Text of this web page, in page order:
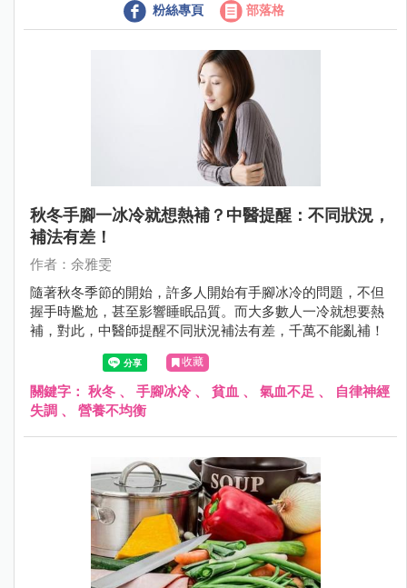
粉絲專頁 部落格
秋冬手腳一冰冷就想熱補？中醫提醒：不同狀況，
補法有差！
作者：余雅雯
隨著秋冬季節的開始，許多人開始有手腳冰冷的問題，不但
握手時尷尬，甚至影響睡眠品質。而大多數人一冷就想要熱
補，對此，中醫師提醒不同狀況補法有差，千萬不能亂補！
收藏
關鍵字： 秋冬 、 手腳冰冷 、 貧血 、 氣血不足 、
自律神經
失調 、 營養不均衡